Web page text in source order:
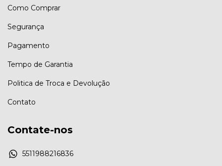
Como Comprar
Segurança
Pagamento
Tempo de Garantia
Politica de Troca e Devolução
Contato
Contate-nos
5511988216836